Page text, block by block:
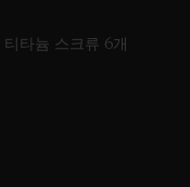
타늄 스크류 6개